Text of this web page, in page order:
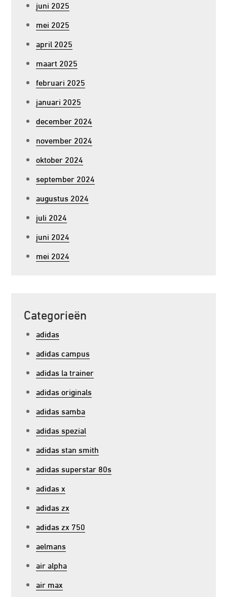
juni 2025
mei 2025
april 2025
maart 2025
februari 2025
januari 2025
december 2024
november 2024
oktober 2024
september 2024
augustus 2024
juli 2024
juni 2024
mei 2024
Categorieën
adidas
adidas campus
adidas la trainer
adidas originals
adidas samba
adidas spezial
adidas stan smith
adidas superstar 80s
adidas x
adidas zx
adidas zx 750
aelmans
air alpha
air max